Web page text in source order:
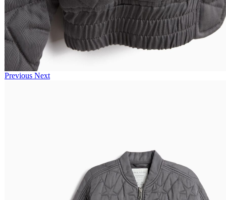
Previous Next